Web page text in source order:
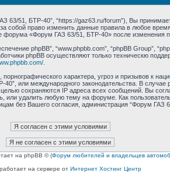
51, БТР-40”, “https://gaz63.ru/forum”), Вы
собой право изменить данные правила в любое
«Форум ГАЗ 63/51, БТР-40» после изменения
phpBB”, “www.phpbb.com”, “phpBB Group”,
phpBB осуществляют только техническю
.
характера, угроз и призывов к
или международного законодательства. В
сохраняются IP адреса всех сообщений. Вы
или удалить любую тему на форуме. Как
без Вашего согласия, администрация “Форум ГАЗ
на phpBB © (Форум любителей и владельцев
на сервере от Интернет Хостинг Центр